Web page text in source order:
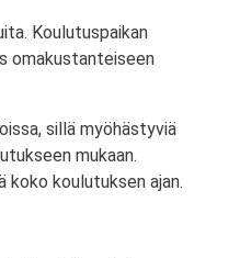
Koulutuspaikan
omakustanteiseen
sillä myöhästyviä
mukaan.
koko koulutuksen ajan.